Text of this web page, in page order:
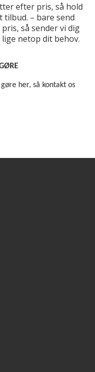
efter pris, så hold
tilbud. – bare send
så sender vi dig
netop dit behov.
her, så kontakt os